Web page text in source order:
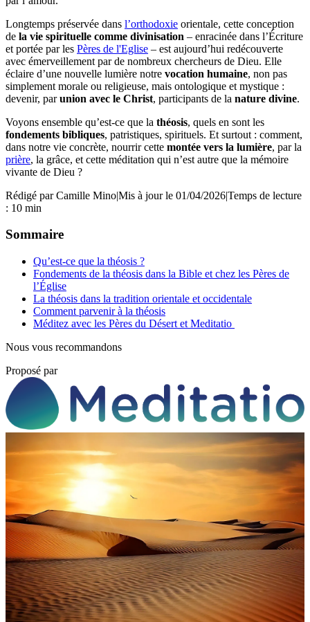
Longtemps préservée dans l’orthodoxie orientale, cette conception
de la vie spirituelle comme divinisation – enracinée dans l’Écriture
et portée par les Pères de l'Eglise – est aujourd’hui redécouverte
avec émerveillement par de nombreux chercheurs de Dieu. Elle
éclaire d’une nouvelle lumière notre vocation humaine, non pas
simplement morale ou religieuse, mais ontologique et mystique :
devenir, parunion avec le Christ, participants de la nature divine.
Voyons ensemble qu’est-ce que la théosis, quels en sont les
fondements bibliques, patristiques, spirituels. Et surtout : comment,
dans notre vie concrète, nourrir cette montée vers la lumière, par la
prière, la grâce, et cette méditation qui n’est autre que la mémoire
vivante de Dieu ?
Rédigé parCamille Mino|Mis à jour le 01/04/2026|Temps de lecture
: 10 min
Sommaire
Qu’est-ce que la théosis ?
Fondements de la théosis dans la Bible et chez les Pères de
l’Église
La théosis dans la tradition orientale et occidentale
Comment parvenir à la théosis
Méditez avec les Pères du Désert et Meditatio
Nous vous recommandons
Proposé par